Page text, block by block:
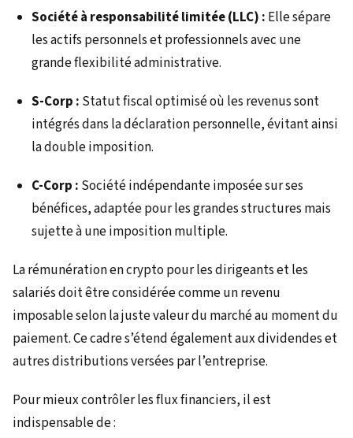
Société à responsabilité limitée (LLC) : Elle sépare
les actifs personnels et professionnels avec une
grande flexibilité administrative.
S-Corp : Statut fiscal optimisé où les revenus sont
intégrés dans la déclaration personnelle, évitant ainsi
la double imposition.
C-Corp : Société indépendante imposée sur ses
bénéfices, adaptée pour les grandes structures mais
sujette à une imposition multiple.
La rémunération en crypto pour les dirigeants et les
salariés doit être considérée comme un revenu
imposable selon la juste valeur du marché au moment du
paiement. Ce cadre s’étend également aux dividendes et
autres distributions versées par l’entreprise.
Pour mieux contrôler les flux financiers, il est
indispensable de :